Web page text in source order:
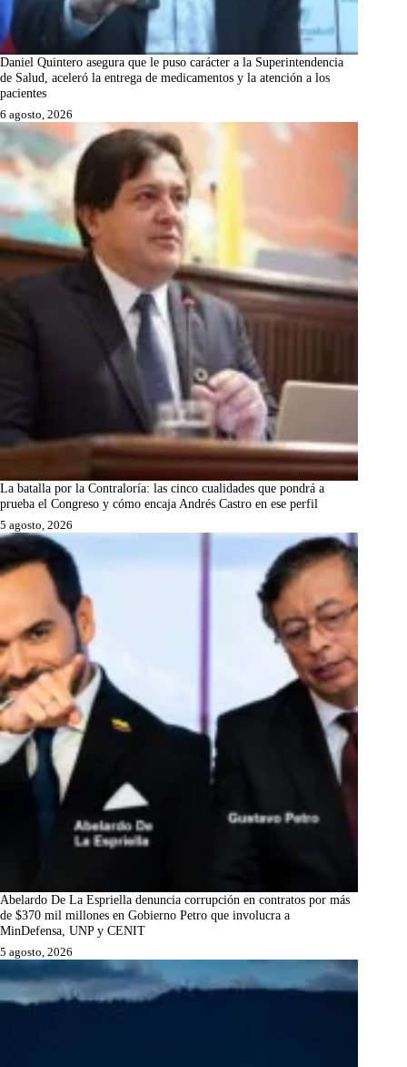
Daniel Quintero asegura que le puso carácter a la Superintendencia
de Salud, aceleró la entrega de medicamentos y la atención a los
pacientes
6 agosto, 2026
La batalla por la Contraloría: las cinco cualidades que pondrá a
prueba el Congreso y cómo encaja Andrés Castro en ese perfil
5 agosto, 2026
Abelardo De La Espriella denuncia corrupción en contratos por más
de $370 mil millones en Gobierno Petro que involucra a
MinDefensa, UNP y CENIT
5 agosto, 2026